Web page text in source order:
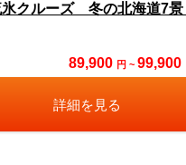
氷クルーズ 冬の北海道7
89,900 円 ~ 99,900
詳細を見る